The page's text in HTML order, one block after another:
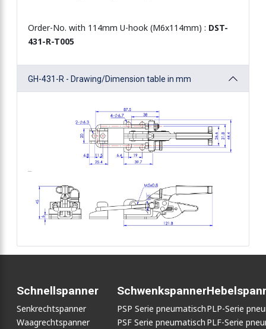
Order-No. with 114mm U-hook (M6x114mm) : DST-
431-R-T005
GH-431-R - Drawing/Dimension table in mm
Schnellspanner
Senkrechtspanner
Waagrechtspanner
Schwenkspanner
PSP Serie pneumatisch
PSF Serie pneumatisch
PLP-Serie
PLF-Serie